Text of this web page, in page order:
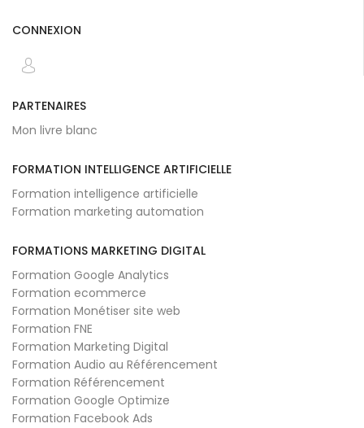
CONNEXION
PARTENAIRES
Mon livre blanc
FORMATION INTELLIGENCE ARTIFICIELLE
Formation intelligence artificielle
Formation marketing automation
FORMATIONS MARKETING DIGITAL
Formation Google Analytics
Formation ecommerce
Formation Monétiser site web
Formation FNE
Formation Marketing Digital
Formation Audio au Référencement
Formation Référencement
Formation Google Optimize
Formation Facebook Ads